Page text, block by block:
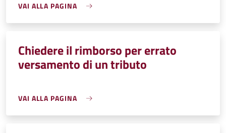
VAI ALLA PAGINA
Chiedere il rimborso per errato
versamento di un tributo
VAI ALLA PAGINA